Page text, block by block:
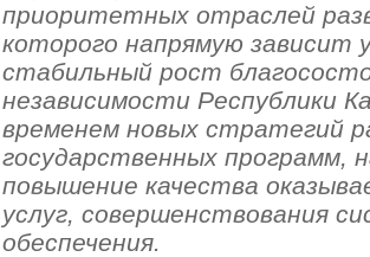
приоритетных отраслей
которого напрямую зависит
стабильный рост
независимости Республики
временем новых стратегий
государственных программ,
повышение качества
услуг, совершенствования
обеспечения.